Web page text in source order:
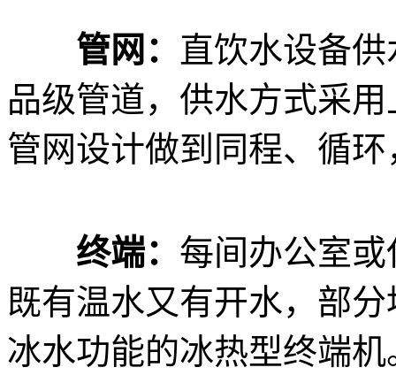
管网： 直饮水设备
品级管道，供水方式采
管网设计做到同程、循
终端： 每间办公室
既有温水又有开水，部
冰水功能的冰热型终端机